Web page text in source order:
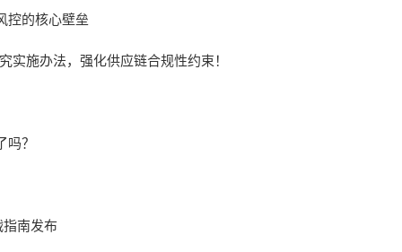
控的核心壁垒
施办法，强化供应链合规性约束！
？
南发布